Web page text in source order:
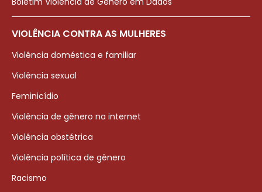
VIOLÊNCIA CONTRA AS MULHERES
Violência doméstica e familiar
Violência sexual
Feminicídio
Violência de gênero na internet
Violência obstétrica
Violência política de gênero
Racismo